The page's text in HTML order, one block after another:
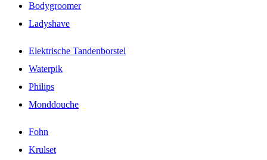
Bodygroomer
Ladyshave
Elektrische Tandenborstel
Waterpik
Philips
Monddouche
Fohn
Krulset